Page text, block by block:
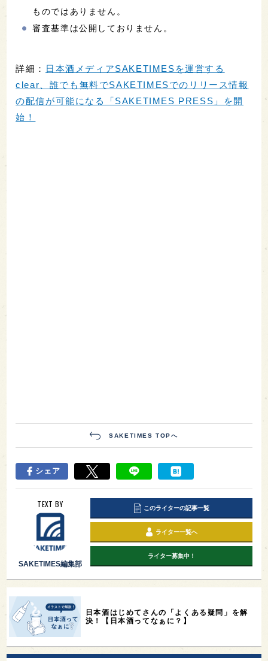
ものではありません。
審査基準は公開しておりません。
詳細：
日本酒メディアSAKETIMESを運営する
clear、誰でも無料でSAKETIMESでのリリース情報
の配信が可能になる「SAKETIMES PRESS」を開
始！
SAKETIMES TOPへ
シェア
TEXT BY
SAKETIMES編集部
このライターの記事一覧
ライター一覧へ
ライター募集中！
日本酒はじめてさんの「よくある疑問」を解
決！【日本酒ってなぁに？】